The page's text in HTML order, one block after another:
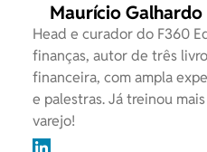
Maurício Galhardo
Head e curador do F360
finanças, autor de três
financeira, com ampla
e palestras. Já treinou
varejo!